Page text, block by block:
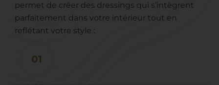
permet de créer des dressings qui s’intègrent
parfaitement dans votre intérieur tout en
reflétant votre style :
01